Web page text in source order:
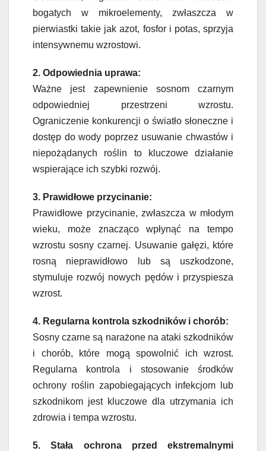
bogatych w mikroelementy, zwłaszcza w
pierwiastki takie jak azot, fosfor i potas, sprzyja
intensywnemu wzrostowi.
2. Odpowiednia uprawa:
Ważne jest zapewnienie sosnom czarnym
odpowiedniej przestrzeni wzrostu.
Ograniczenie konkurencji o światło słoneczne i
dostęp do wody poprzez usuwanie chwastów i
niepożądanych roślin to kluczowe działanie
wspierające ich szybki rozwój.
3. Prawidłowe przycinanie:
Prawidłowe przycinanie, zwłaszcza w młodym
wieku, może znacząco wpłynąć na tempo
wzrostu sosny czarnej. Usuwanie gałęzi, które
rosną nieprawidłowo lub są uszkodzone,
stymuluje rozwój nowych pędów i przyspiesza
wzrost.
4. Regularna kontrola szkodników i chorób:
Sosny czarne są narażone na ataki szkodników
i chorób, które mogą spowolnić ich wzrost.
Regularna kontrola i stosowanie środków
ochrony roślin zapobiegających infekcjom lub
szkodnikom jest kluczowe dla utrzymania ich
zdrowia i tempa wzrostu.
5. Stała ochrona przed ekstremalnymi